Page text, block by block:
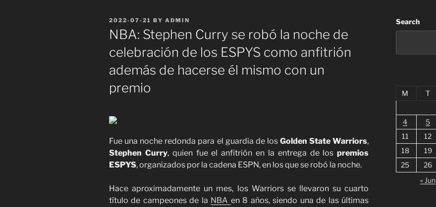
POSTED
ON
2022-07-21 BY ADMIN
NBA: Stephen Curry se robó la noche de
celebración de los ESPYS como anfitrión
además de hacerse él mismo con un
premio
Fue una noche redonda para el guardia de losGolden State Warriors,
Stephen Curry, quien fue el anfitrión en la entrega de lospremios
ESPYS, organizados por la cadena ESPN, en los que se robó la noche.
Hace aproximadamente un mes, los Warriors se llevaron su cuarto
título de campeones de la NBA en 8 años, siendo una de las últimas
Search
M
T
4
5
11
12
18
19
25
26
« Jun